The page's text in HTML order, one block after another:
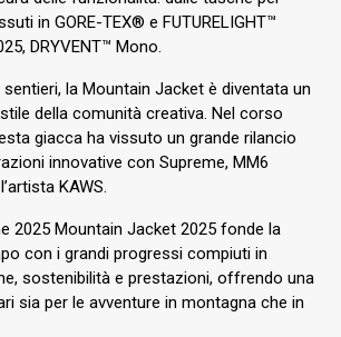
in GORE-TEX® e FUTURELIGHT™
DRYVENT™ Mono.
la Mountain Jacket è diventata un
della comunità creativa. Nel corso
giacca ha vissuto un grande rilancio
innovative con Supreme, MM6
KAWS.
2025 Mountain Jacket 2025 fonde la
con i grandi progressi compiuti in
sostenibilità e prestazioni, offrendo una
sia per le avventure in montagna che in